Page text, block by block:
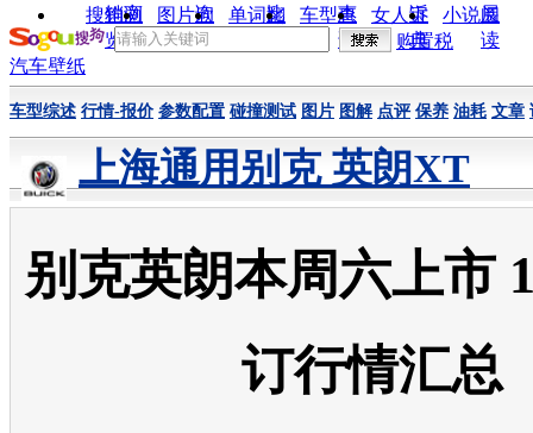
销商
询
比
惠
诉
展
搜狗浏
览器
图片欣
赏
单词翻
车型查
询
女人宝
典
小说阅
读
购置税
汽车壁纸
车型综述 行情-报价 参数配置 碰撞测试 图片 图解 点评 保养 油耗 文章
上海通用别克 英朗XT
别克英朗本周六上市
订行情汇总